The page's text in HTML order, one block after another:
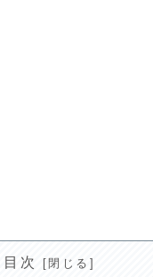
目次